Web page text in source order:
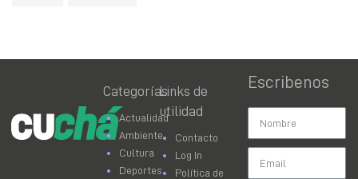
Categorías
Actualidad
Ambiente
Cultura
Deportes
Links de
utilidad
Contacto
Log In
Política de
Escribenos